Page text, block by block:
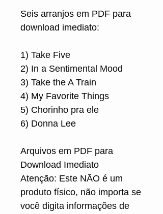
Seis arranjos em PDF para
download imediato:
1) Take Five
2) In a Sentimental Mood
3) Take the A Train
4) My Favorite Things
5) Chorinho pra ele
6) Donna Lee
Arquivos em PDF para
Download Imediato
Atenção: Este NÃO é um
produto físico, não importa se
você digita informações de